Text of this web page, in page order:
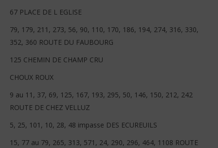
67 PLACE DE L EGLISE
79, 179, 211, 273, 56, 90, 110, 170, 186, 194, 274, 316, 330,
352, 360 ROUTE DU FAUBOURG
125 CHEMIN DE CHAMP CRU
CHOUX ROUX
9 au 11, 37, 69, 125, 167, 193, 295, 50, 146, 150, 212, 242
ROUTE DE CHEZ VELLUZ
5, 25, 101, 10, 28, 48 impasse DES ECUREUILS
15, 77 au 79, 265, 313, 571, 24, 290, 296, 464, 1108 ROUTE